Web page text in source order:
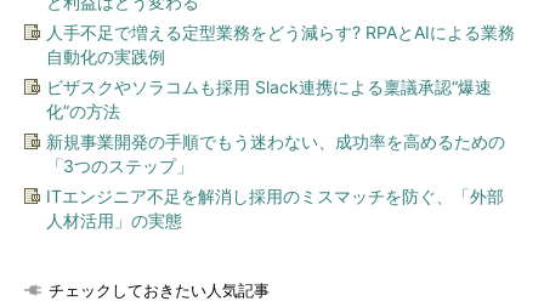
// 冒頭に「using System;」が必要
const stringTARGET =
stringbefore ="あいうえお うえいおあ";
// Replaceメソッドでは、該当した箇所の全てを置換してし
まう
stringafter = before.Replace(TARGET,"");
Console.WriteLine(after);
人手不足で増える定型業務をどう減らす? RPAとAIによる業務
自動化の実践例
ビザスクやソラコムも採用 Slack連携による稟議承認“爆速
化”の方法
新規事業開発の手順でもう迷わない、成功率を高めるための
「3つのステップ」
ITエンジニア不足を解消し採用のミスマッチを防ぐ、「外部
人材活用」の実態
チェックしておきたい人気記事